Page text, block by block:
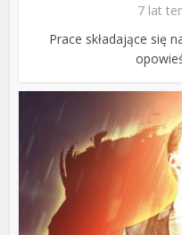
7 lat
Prace składające się